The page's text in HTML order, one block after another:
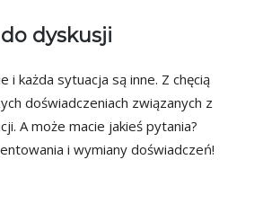
dyskusji
i każda sytuacja są inne. Z chęcią
doświadczeniach związanych z
A może macie jakieś pytania?
i wymiany doświadczeń!